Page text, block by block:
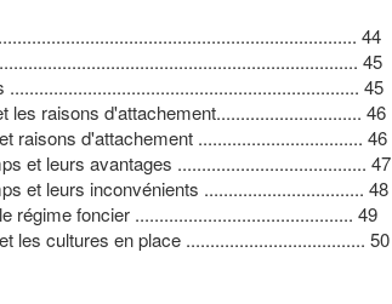
44
45
45
les raisons d'attachement.............................. 46
raisons d'attachement .................................. 46
et leurs avantages ....................................... 47
et leurs inconvénients ................................. 48
régime foncier ............................................. 49
les cultures en place ..................................... 50